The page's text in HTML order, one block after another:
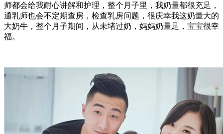
师都会给我耐心讲解和护理，整个月子里，我奶量都很充足，
通乳师也会不定期查房，检查乳房问题，很庆幸我这奶量大的
大奶牛，整个月子期间，从未堵过奶，妈妈奶量足，宝宝很幸
福。